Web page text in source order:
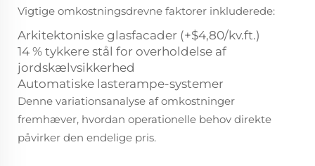
Vigtige omkostningsdrevne faktorer inkluderede:
Arkitektoniske glasfacader (+$4,80/kv.ft.)
14 % tykkere stål for overholdelse af
jordskælvsikkerhed
Automatiske lasterampe-systemer
Denne variationsanalyse af omkostninger
fremhæver, hvordan operationelle behov direkte
påvirker den endelige pris.